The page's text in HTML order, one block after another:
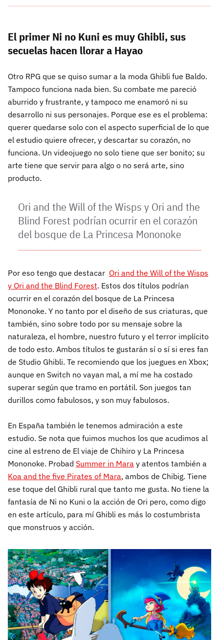
El primer Ni no Kuni es muy Ghibli, sus
secuelas hacen llorar a Hayao
Otro RPG que se quiso sumar a la moda Ghibli fue Baldo.
Tampoco funciona nada bien. Su combate me pareció
aburrido y frustrante, y tampoco me enamoró ni su
desarrollo ni sus personajes. Porque ese es el problema:
querer quedarse solo con el aspecto superficial de lo que
el estudio quiere ofrecer, y descartar su corazón, no
funciona. Un videojuego no solo tiene que ser bonito; su
arte tiene que servir para algo o no será arte, sino
producto.
Ori and the Will of the Wisps y Ori and the
Blind Forest podrían ocurrir en el corazón
del bosque de La Princesa Mononoke
Por eso tengo que destacar Ori and the Will of the Wisps
y Ori and the Blind Forest. Estos dos títulos podrían
ocurrir en el corazón del bosque de La Princesa
Mononoke. Y no tanto por el diseño de sus criaturas, que
también, sino sobre todo por su mensaje sobre la
naturaleza, el hombre, nuestro futuro y el terror implícito
de todo esto. Ambos títulos te gustarán sí o sí si eres fan
de Studio Ghibli. Te recomiendo que los juegues en Xbox;
aunque en Switch no vayan mal, a mí me ha costado
superar según que tramo en portátil. Son juegos tan
durillos como fabulosos, y son muy fabulosos.
En España también le tenemos admiración a este
estudio. Se nota que fuimos muchos los que acudimos al
cine al estreno de El viaje de Chihiro y La Princesa
Mononoke. Probad Summer in Mara y atentos también a
Koa and the five Pirates of Mara, ambos de Chibig. Tiene
ese toque del Ghibli rural que tanto me gusta. No tiene la
fantasía de Ni no Kuni o la acción de Ori pero, como digo
en este artículo, para mí Ghibli es más lo costumbrista
que monstruos y acción.